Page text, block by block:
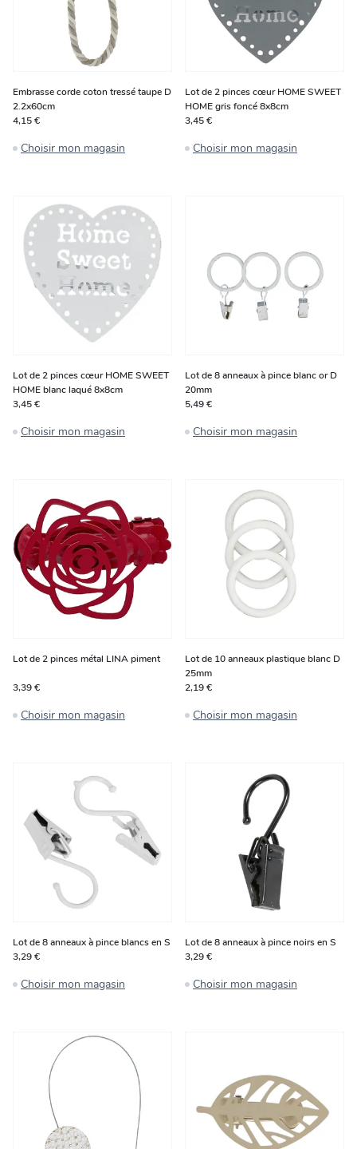
Embrasse corde coton tressé taupe D
2.2x60cm
4,15 €
Choisir mon magasin
Lot de 2 pinces cœur HOME SWEET
HOME gris foncé 8x8cm
3,45 €
Choisir mon magasin
Lot de 2 pinces cœur HOME SWEET
HOME blanc laqué 8x8cm
3,45 €
Choisir mon magasin
Lot de 8 anneaux à pince blanc or D
20mm
5,49 €
Choisir mon magasin
Lot de 2 pinces métal LINA piment
3,39 €
Choisir mon magasin
Lot de 10 anneaux plastique blanc D
25mm
2,19 €
Choisir mon magasin
Lot de 8 anneaux à pince blancs en S
3,29 €
Choisir mon magasin
Lot de 8 anneaux à pince noirs en S
3,29 €
Choisir mon magasin